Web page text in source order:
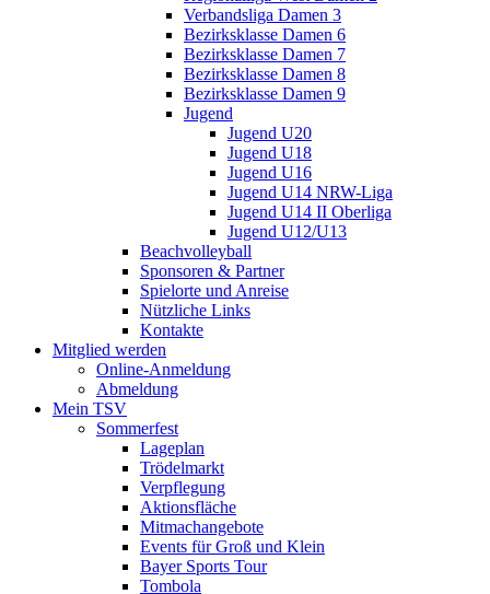
Verbandsliga Damen 3
Bezirksklasse Damen 6
Bezirksklasse Damen 7
Bezirksklasse Damen 8
Bezirksklasse Damen 9
Jugend
Jugend U20
Jugend U18
Jugend U16
Jugend U14 NRW-Liga
Jugend U14 II Oberliga
Jugend U12/U13
Beachvolleyball
Sponsoren & Partner
Spielorte und Anreise
Nützliche Links
Kontakte
Mitglied werden
Online-Anmeldung
Abmeldung
Mein TSV
Sommerfest
Lageplan
Trödelmarkt
Verpflegung
Aktionsfläche
Mitmachangebote
Events für Groß und Klein
Bayer Sports Tour
Tombola